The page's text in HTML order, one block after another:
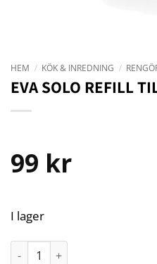
HEM / KÖK & INREDNING /
EVA SOLO REFILL
99 kr
I lager
Eva Solo Refill Till